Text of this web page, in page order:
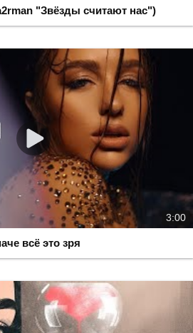
"Звёзды считают нас")
3:00
всё это зря